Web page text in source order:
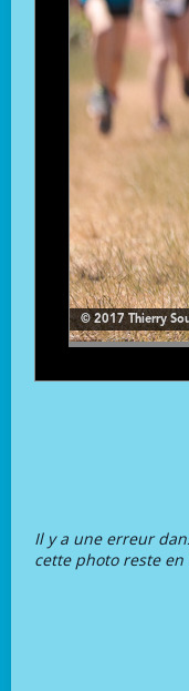
Il y a une erreur
cette photo reste en